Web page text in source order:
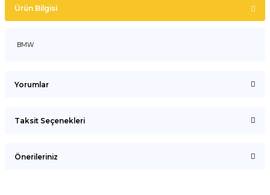
Ürün Bilgisi
BMW
Yorumlar
Taksit Seçenekleri
Önerileriniz